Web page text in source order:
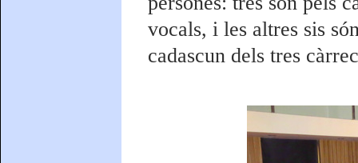
vocals, i les altres sis
cadascun dels tres